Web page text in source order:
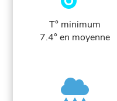
T° minimum
7.4° en moyenne